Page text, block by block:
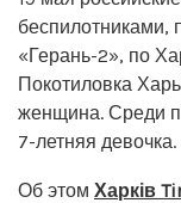
беспилотниками,
«Герань-2», по
Покотиловка
женщина. Среди
7-летняя девочка.
Об этом Харків